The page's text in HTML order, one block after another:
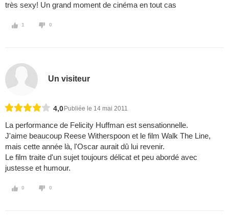
très sexy! Un grand moment de cinéma en tout cas
1 0
Un visiteur
4,0 Publiée le 14 mai 2011
La performance de Felicity Huffman est sensationnelle.
J'aime beaucoup Reese Witherspoon et le film Walk The Line,
mais cette année là, l'Oscar aurait dû lui revenir.
Le film traite d'un sujet toujours délicat et peu abordé avec
justesse et humour.
0 0